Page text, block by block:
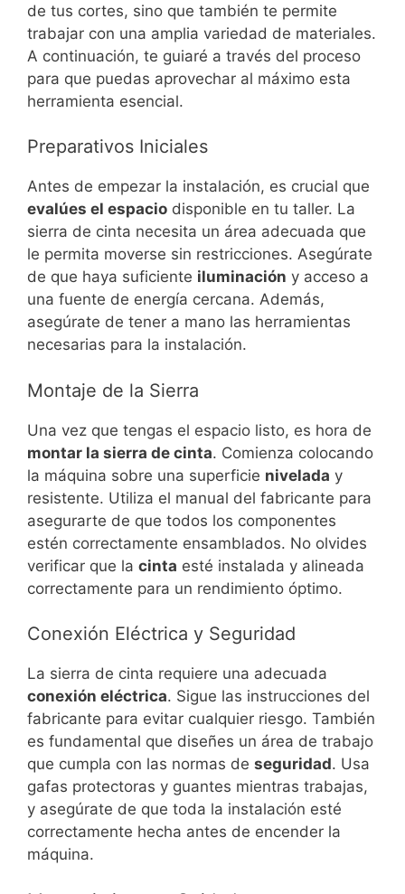
de tus cortes, sino que también te permite
trabajar con una amplia variedad de materiales.
A continuación, te guiaré a través del proceso
para que puedas aprovechar al máximo esta
herramienta esencial.
Preparativos Iniciales
Antes de empezar la instalación, es crucial que
evalúes el espacio disponible en tu taller. La
sierra de cinta necesita un área adecuada que
le permita moverse sin restricciones. Asegúrate
de que haya suficiente iluminación y acceso a
una fuente de energía cercana. Además,
asegúrate de tener a mano las herramientas
necesarias para la instalación.
Montaje de la Sierra
Una vez que tengas el espacio listo, es hora de
montar la sierra de cinta. Comienza colocando
la máquina sobre una superficie nivelada y
resistente. Utiliza el manual del fabricante para
asegurarte de que todos los componentes
estén correctamente ensamblados. No olvides
verificar que la cinta esté instalada y alineada
correctamente para un rendimiento óptimo.
Conexión Eléctrica y Seguridad
La sierra de cinta requiere una adecuada
conexión eléctrica. Sigue las instrucciones del
fabricante para evitar cualquier riesgo. También
es fundamental que diseñes un área de trabajo
que cumpla con las normas de seguridad. Usa
gafas protectoras y guantes mientras trabajas,
y asegúrate de que toda la instalación esté
correctamente hecha antes de encender la
máquina.